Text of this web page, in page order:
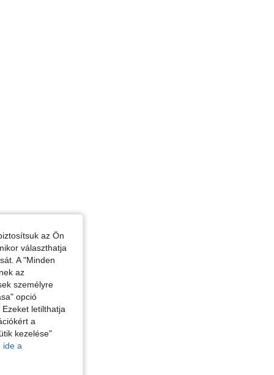
az Ön
választhatja
A "Minden
az
személyre
opció
letilthatja
a
kezelése"
ide a